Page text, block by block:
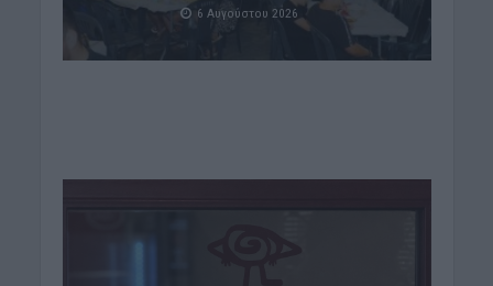
6 Αυγούστου 2026